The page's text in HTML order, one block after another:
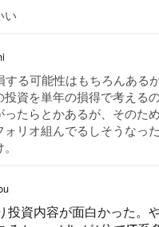
い
する可能性はもちろんある
資を単年の損得で考えるの
ったらとかあるが、そのた
ォリオ組んでるしそうなっ
投資内容が面白かった。